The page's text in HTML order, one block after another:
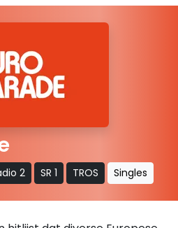
2 SR 1 TROS Singles